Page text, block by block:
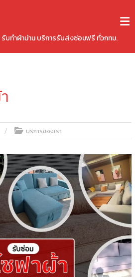
บทำผ้าม่าน บริการรับส่งซ่อมฟรี ทั่วกทม.
บริการของเรา